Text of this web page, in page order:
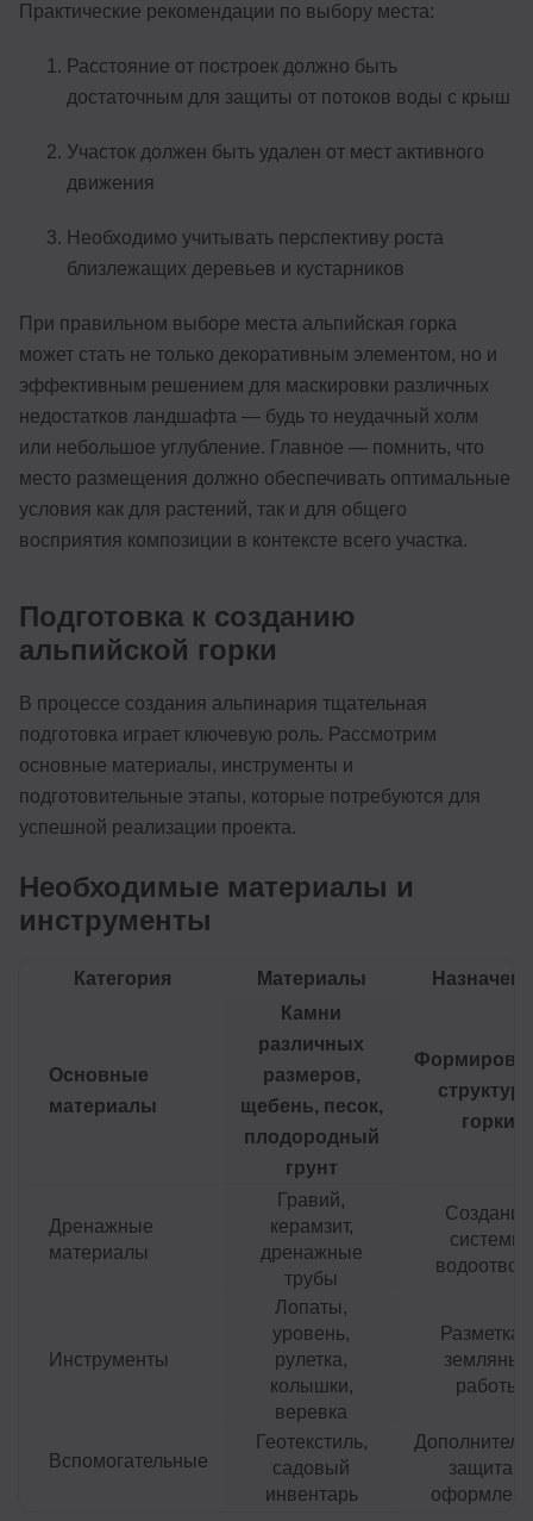
Практические рекомендации по выбору места:
Расстояние от построек должно быть
достаточным для защиты от потоков воды с крыш
Участок должен быть удален от мест активного
движения
Необходимо учитывать перспективу роста
близлежащих деревьев и кустарников
При правильном выборе места альпийская горка
может стать не только декоративным элементом, но и
эффективным решением для маскировки различных
недостатков ландшафта — будь то неудачный холм
или небольшое углубление. Главное — помнить, что
место размещения должно обеспечивать оптимальные
условия как для растений, так и для общего
восприятия композиции в контексте всего участка.
Подготовка к созданию
альпийской горки
В процессе создания альпинария тщательная
подготовка играет ключевую роль. Рассмотрим
основные материалы, инструменты и
подготовительные этапы, которые потребуются для
успешной реализации проекта.
Необходимые материалы и
инструменты
Категория Материалы
Основные
материалы
Камни
различных
размеров,
щебень, песок,
плодородный
грунт
горки
Дренажные
материалы
Гравий,
керамзит,
дренажные
трубы
Создание
системы
Инструменты
Лопаты,
уровень,
рулетка,
колышки,
веревка
Разметка
земляные
работы
Вспомогательные
Геотекстиль,
садовый
инвентарь
защита и